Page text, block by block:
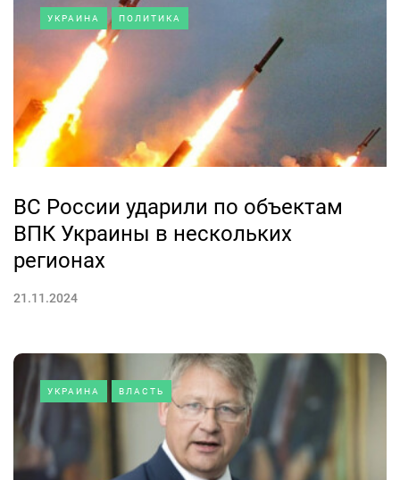
УКРАИНА ПОЛИТИКА
ВС России ударили по объектам
ВПК Украины в нескольких
регионах
21.11.2024
УКРАИНА ВЛАСТЬ